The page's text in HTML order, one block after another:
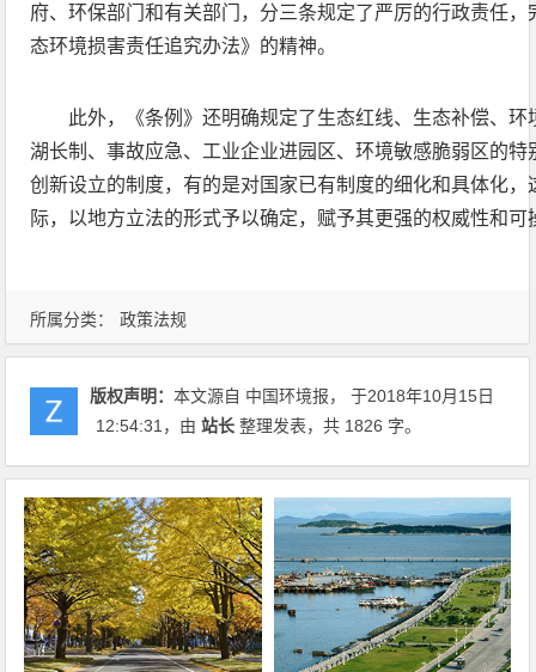
所属分类： 政策法规
府、环保部门和有关部门，分三条规定了严厉的行政责任
态环境损害责任追究办法》的精神。
此外，《条例》还明确规定了生态红线、生态补偿、
湖长制、事故应急、工业企业进园区、环境敏感脆弱区的
创新设立的制度，有的是对国家已有制度的细化和具体化
际，以地方立法的形式予以确定，赋予其更强的权威性和可
版权声明：本文源自 中国环境报， 于2018年10月15日
12:54:31 ，由站长 整理发表，共 1826 字。